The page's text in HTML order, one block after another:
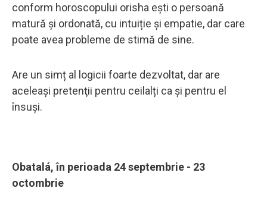
conform horoscopului orisha ești o persoană
matură și ordonată, cu intuiție și empatie, dar care
poate avea probleme de stimă de sine.
Are un simț al logicii foarte dezvoltat, dar are
aceleaşi pretenţii pentru ceilalți ca și pentru el
însuși.
Obatalá, în perioada 24 septembrie - 23
octombrie